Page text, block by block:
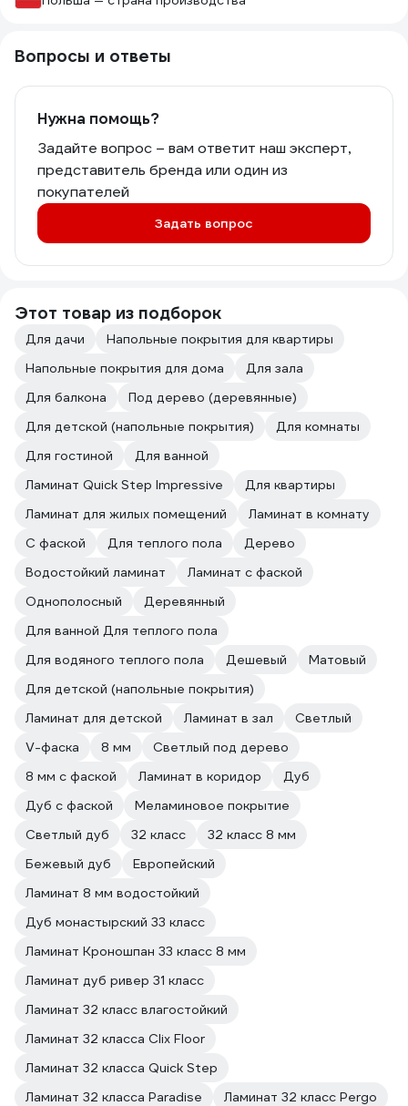
Вопросы и ответы
Нужна помощь?
Задайте вопрос – вам ответит наш эксперт,
представитель бренда или один из
покупателей
Задать вопрос
Этот товар из подборок
Для дачи
Напольные покрытия для квартиры
Напольные покрытия для дома
Для зала
Для балкона
Под дерево (деревянные)
Для детской (напольные покрытия)
Для комнаты
Для гостиной
Для ванной
Ламинат Quick Step Impressive
Для квартиры
Ламинат для жилых помещений
Ламинат в комнату
С фаской
Для теплого пола
Дерево
Водостойкий ламинат
Ламинат с фаской
Однополосный
Деревянный
Для ванной Для теплого пола
Для водяного теплого пола
Дешевый
Матовый
Для детской (напольные покрытия)
Ламинат для детской
Ламинат в зал
Светлый
V-фаска
8 мм
Светлый под дерево
8 мм с фаской
Ламинат в коридор
Дуб
Дуб с фаской
Меламиновое покрытие
Светлый дуб
32 класс
32 класс 8 мм
Бежевый дуб
Европейский
Ламинат 8 мм водостойкий
Дуб монастырский 33 класс
Ламинат Кроношпан 33 класс 8 мм
Ламинат дуб ривер 31 класс
Ламинат 32 класс влагостойкий
Ламинат 32 класса Clix Floor
Ламинат 32 класса Quick Step
Ламинат 32 класса Paradise
Ламинат 32 класс Pergo